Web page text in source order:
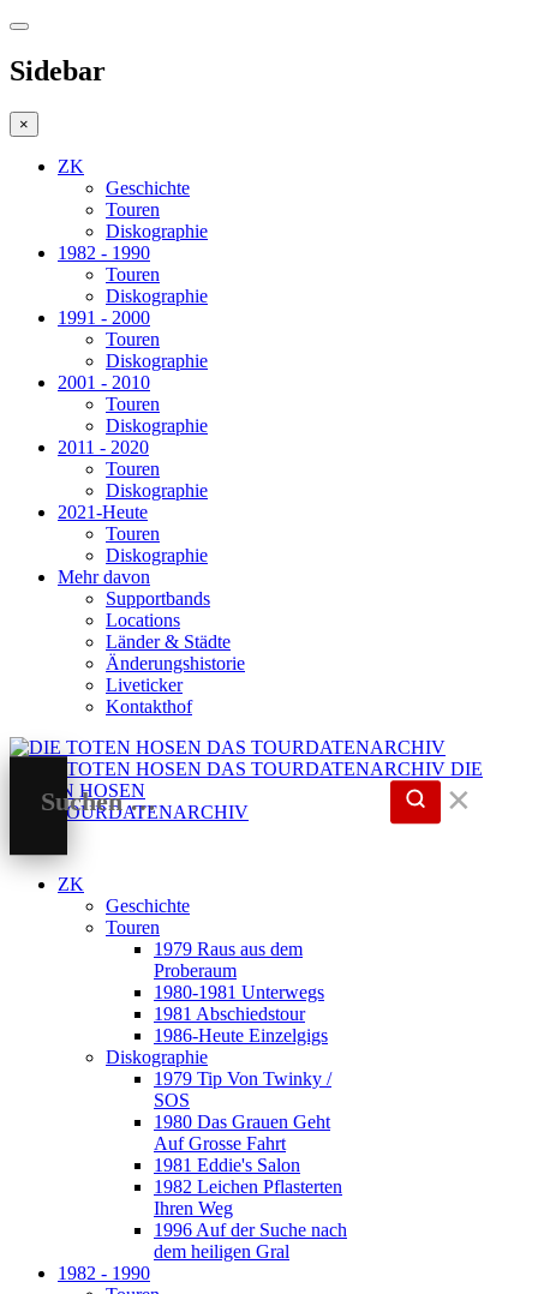
Sidebar
×
ZK
Geschichte
Touren
Diskographie
1982 - 1990
Touren
Diskographie
1991 - 2000
Touren
Diskographie
2001 - 2010
Touren
Diskographie
2011 - 2020
Touren
Diskographie
2021-Heute
Touren
Diskographie
Mehr davon
Supportbands
Locations
Länder & Städte
Änderungshistorie
Liveticker
Kontakthof
DIE
TOTEN HOSEN
DAS TOURDATENARCHIV
✕
ZK
Geschichte
Touren
1979 Raus aus dem
Proberaum
1980-1981 Unterwegs
1981 Abschiedstour
1986-Heute Einzelgigs
Diskographie
1979 Tip Von Twinky /
SOS
1980 Das Grauen Geht
Auf Grosse Fahrt
1981 Eddie's Salon
1982 Leichen Pflasterten
Ihren Weg
1996 Auf der Suche nach
dem heiligen Gral
1982 - 1990